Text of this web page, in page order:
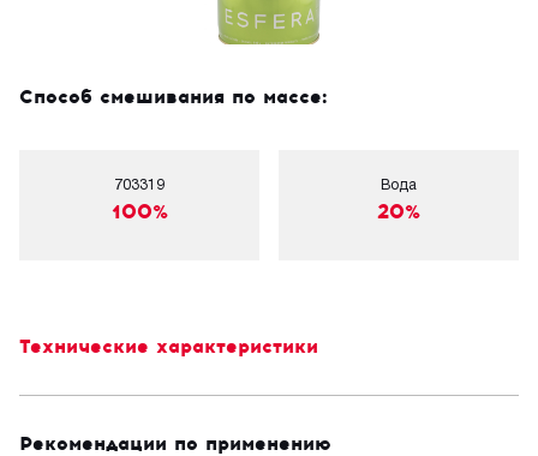
Способ смешивания по массе:
703319
100%
Вода
20%
Технические характеристики
Рекомендации по применению